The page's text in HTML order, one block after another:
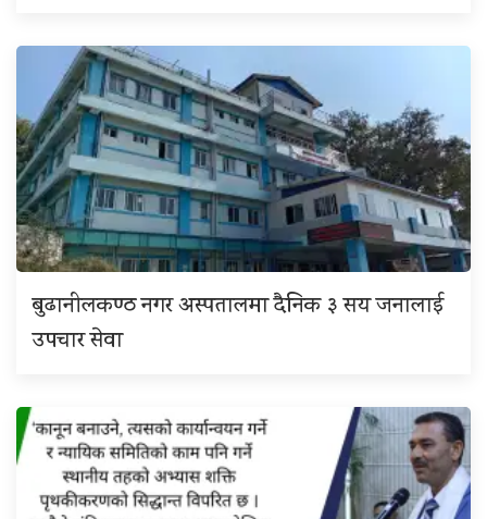
बुढानीलकण्ठ नगर अस्पतालमा दैनिक ३ सय जनालाई
उपचार सेवा